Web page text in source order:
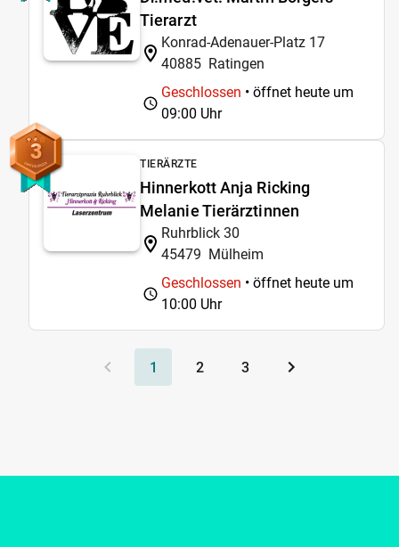
Tierarzt
Konrad-Adenauer-Platz 17
40885 Ratingen
Geschlossen • öffnet heute um
09:00 Uhr
3 TIERÄRZTE
Hinnerkott Anja Ricking
Melanie Tierärztinnen
Ruhrblick 30
45479 Mülheim
Geschlossen • öffnet heute um
10:00 Uhr
1 2 3